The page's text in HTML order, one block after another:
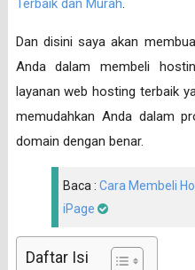
Terbaik dan Murah.
Dan disini saya akan
Anda dalam membeli
layanan web hosting terbaik
memudahkan Anda dalam
domain dengan benar.
Baca : Cara Membeli
iPage
Daftar Isi